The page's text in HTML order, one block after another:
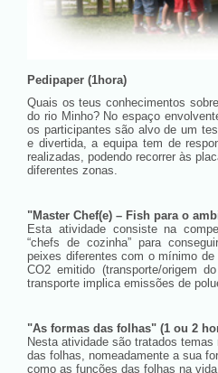
Pedipaper (1hora)
Quais os teus conhecimentos
do rio Minho? No espaço
os participantes são alvo de um
e divertida, a equipa tem de
realizadas, podendo recorrer às
diferentes zonas.
"Master Chef(e) – Fish para o
Esta atividade consiste na
“chefs de cozinha” para
peixes diferentes com o mínimo
CO2 emitido (transporte/origem
transporte implica emissões de
"As formas das folhas" (1 ou 2
Nesta atividade são tratados
das folhas, nomeadamente a sua
como as funções das folhas na